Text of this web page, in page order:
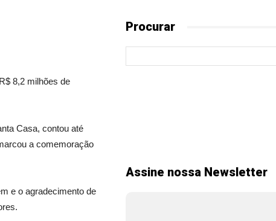
8,2 milhões de
Casa, contou até
a comemoração
e o agradecimento de
Procurar
Assine nossa Newsletter